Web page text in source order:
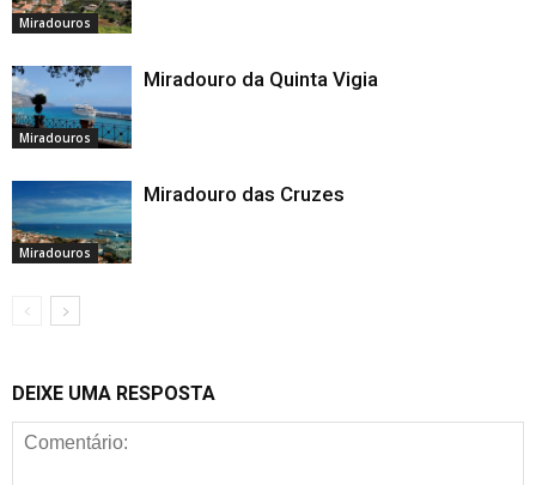
Miradouros
Miradouros
Miradouro da Quinta Vigia
Miradouros
Miradouro das Cruzes
DEIXE UMA RESPOSTA